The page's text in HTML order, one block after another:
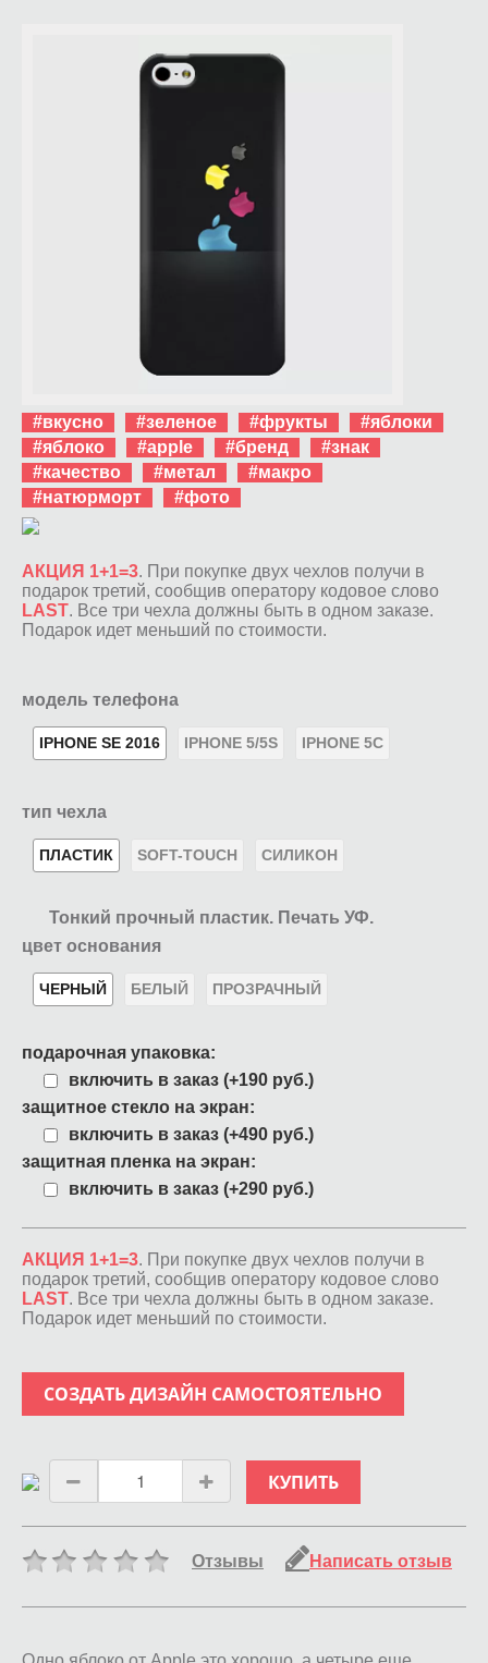
#вкусно #зеленое #фрукты
#яблоки
#яблоко
#apple #бренд
#знак
#качество
#метал
#макро
#натюрморт
#фото
АКЦИЯ 1+1=3. При покупке двух чехлов получи в
подарок третий, сообщив оператору кодовое слово
LAST. Все три чехла должны быть в одном заказе.
Подарок идет меньший по стоимости.
модель телефона
IPHONE SE 2016 IPHONE 5/5S IPHONE 5C
тип чехла
ПЛАСТИК SOFT-TOUCH СИЛИКОН
Тонкий прочный пластик. Печать УФ.
цвет основания
ЧЕРНЫЙ БЕЛЫЙ ПРОЗРАЧНЫЙ
подарочная упаковка:
включить в заказ (+190 руб.)
защитное стекло на экран:
включить в заказ (+490 руб.)
защитная пленка на экран:
включить в заказ (+290 руб.)
АКЦИЯ 1+1=3. При покупке двух чехлов получи в
подарок третий, сообщив оператору кодовое слово
LAST. Все три чехла должны быть в одном заказе.
Подарок идет меньший по стоимости.
СОЗДАТЬ ДИЗАЙН САМОСТОЯТЕЛЬНО
КУПИТЬ
Отзывы Написать отзыв